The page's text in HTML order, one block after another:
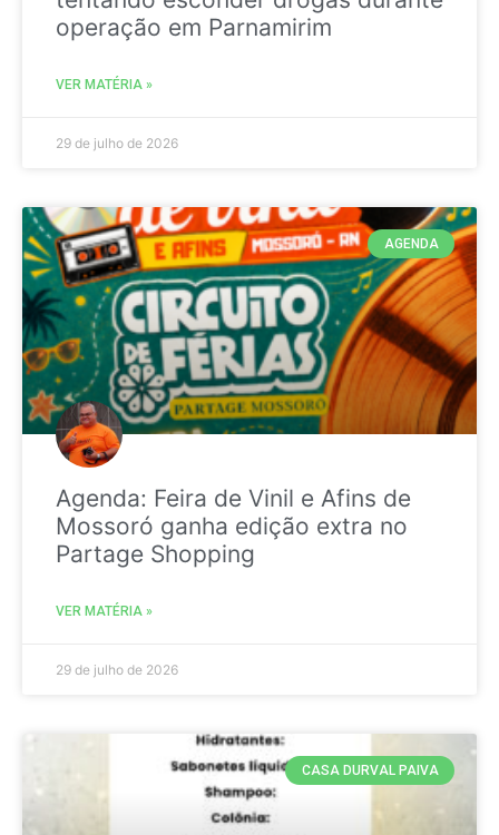
operação em Parnamirim
VER MATÉRIA »
29 de julho de 2026
AGENDA
Agenda: Feira de Vinil e Afins de
Mossoró ganha edição extra no
Partage Shopping
VER MATÉRIA »
29 de julho de 2026
CASA DURVAL PAIVA